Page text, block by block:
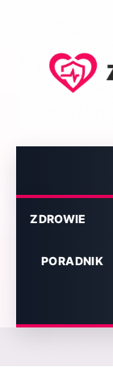
ZDROWIE
PORADNIK